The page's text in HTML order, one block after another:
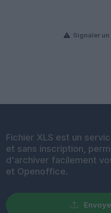
Signaler
Fichier XLS est un
et sans inscription,
d'archiver facilement
et Openoffice.